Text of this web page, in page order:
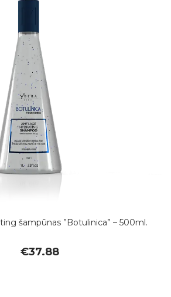
šampūnas ”Botulinica” – 500ml.
€37.88